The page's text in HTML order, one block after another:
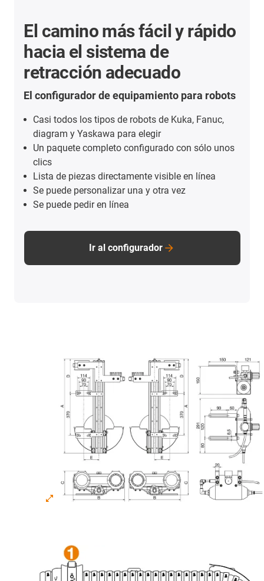
El camino más fácil y rápido
hacia el sistema de
retracción adecuado
El configurador de equipamiento para robots
Casi todos los tipos de robots de Kuka, Fanuc,
diagram y Yaskawa para elegir
Un paquete completo configurado con sólo unos
clics
Lista de piezas directamente visible en línea
Se puede personalizar una y otra vez
Se puede pedir en línea
Ir al configurador